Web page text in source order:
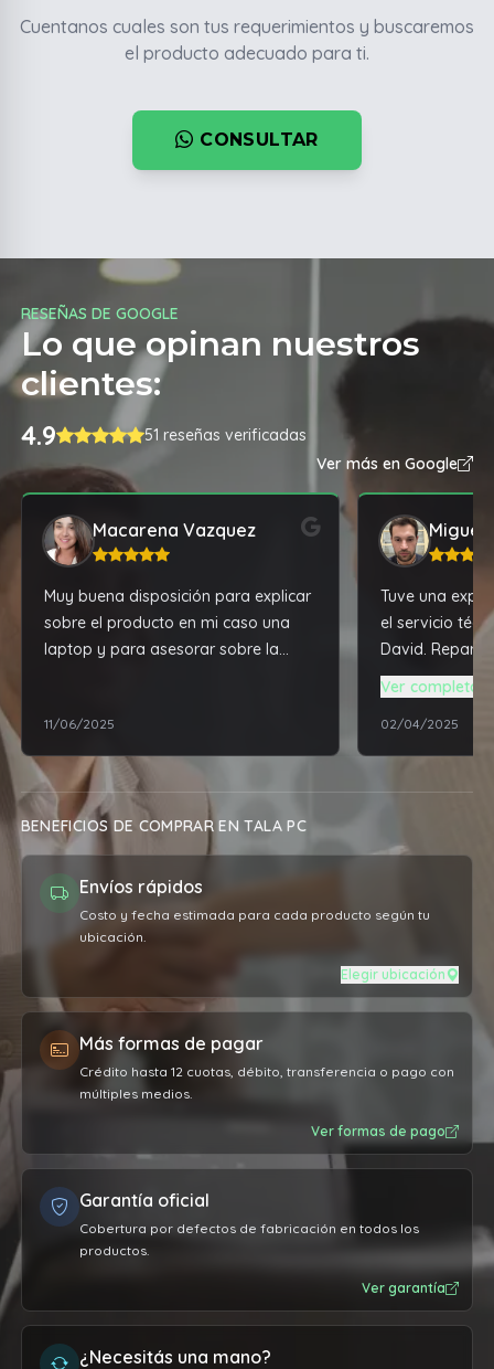
Cuentanos cuales son tus requerimientos y buscaremos
el producto adecuado para ti.
CONSULTAR
RESEÑAS DE GOOGLE
Lo que opinan nuestros
clientes:
4.9
51 reseñas verificadas
Ver más en Google
Macarena Vazquez
Muy buena disposición para explicar
sobre el producto en mi caso una
laptop y para asesorar sobre la
11/06/2025
Miguel
Tuve una
el servicio
David. Reparó
notebook que
en desuso,
rendimiento
traía de
Ver completa
02/04/2025
BENEFICIOS DE COMPRAR EN TALA PC
Envíos rápidos
Costo y fecha estimada para cada producto según tu
ubicación.
Elegir ubicación
Más formas de pagar
Crédito hasta 12 cuotas, débito, transferencia o pago con
múltiples medios.
Ver formas de pago
Garantía oficial
Cobertura por defectos de fabricación en todos los
productos.
Ver garantía
¿Necesitás una mano?